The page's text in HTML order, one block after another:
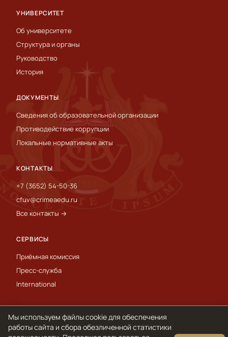
УНИВЕРСИТЕТ
Об университете
Структура и органы
Руководство
История
ДОКУМЕНТЫ
Сведения об образовательной организации
Противодействие коррупции
Локальные нормативные акты
КОНТАКТЫ
+7 (3652) 54-50-36
cfuv@crimeaedu.ru
Все контакты →
СЕРВИСЫ
Приёмная комиссия
Пресс-служба
International
© 1918–2026 ФГАОУ ВО «КФУ им. В. И. Вернадского»
Обработка персональных данных и cookie
Мы используем файлы cookie для обеспечения
работы сайта и сбора обезличенной статистики